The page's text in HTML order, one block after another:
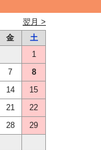
翌月 >
金
土
1
7
8
14
15
21
22
28
29